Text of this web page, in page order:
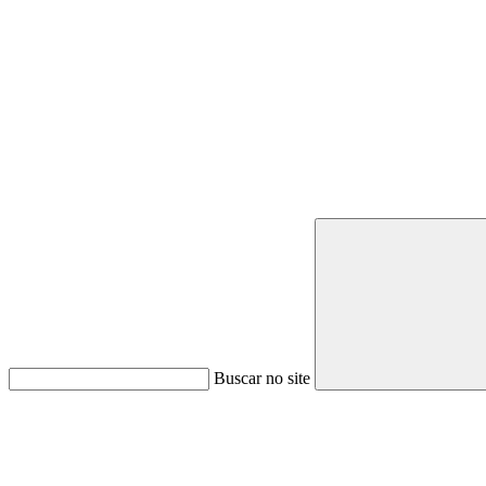
Buscar no site